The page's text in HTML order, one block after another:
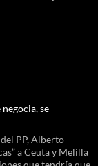
se
PP, Alberto
a Ceuta y Melilla